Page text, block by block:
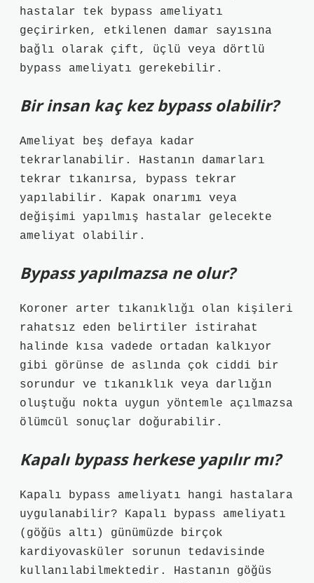
hastalar tek bypass ameliyatı
geçirirken, etkilenen damar sayısına
bağlı olarak çift, üçlü veya dörtlü
bypass ameliyatı gerekebilir.
Bir insan kaç kez bypass olabilir?
Ameliyat beş defaya kadar
tekrarlanabilir. Hastanın damarları
tekrar tıkanırsa, bypass tekrar
yapılabilir. Kapak onarımı veya
değişimi yapılmış hastalar gelecekte
ameliyat olabilir.
Bypass yapılmazsa ne olur?
Koroner arter tıkanıklığı olan kişileri
rahatsız eden belirtiler istirahat
halinde kısa vadede ortadan kalkıyor
gibi görünse de aslında çok ciddi bir
sorundur ve tıkanıklık veya darlığın
oluştuğu nokta uygun yöntemle açılmazsa
ölümcül sonuçlar doğurabilir.
Kapalı bypass herkese yapılır mı?
Kapalı bypass ameliyatı hangi hastalara
uygulanabilir? Kapalı bypass ameliyatı
(göğüs altı) günümüzde birçok
kardiyovasküler sorunun tedavisinde
kullanılabilmektedir. Hastanın göğüs